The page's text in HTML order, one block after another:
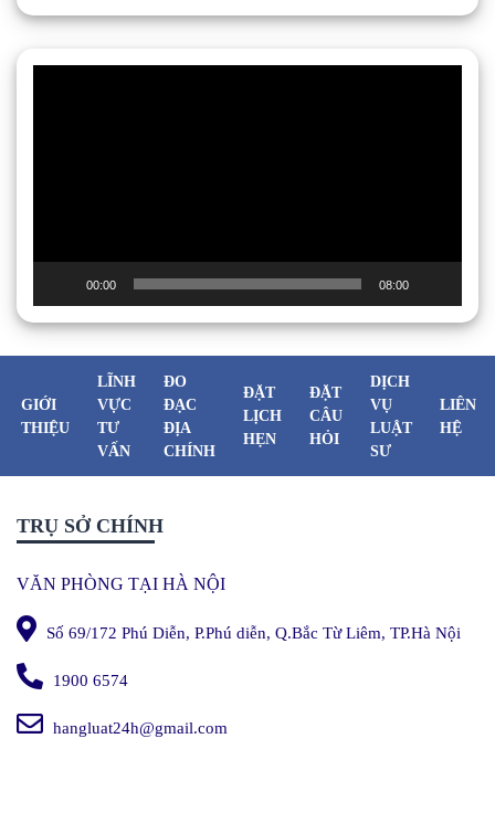
00:00 08:00
GIỚI
THIỆU
LĨNH
VỰC
TƯ
VẤN
ĐO
ĐẠC
ĐỊA
CHÍNH
ĐẶT
LỊCH
HẸN
ĐẶT
CÂU
HỎI
DỊCH
VỤ
LUẬT
SƯ
LIÊN
HỆ
TRỤ SỞ CHÍNH
VĂN PHÒNG TẠI HÀ NỘI
Số 69/172 Phú Diễn, P.Phú diễn, Q.Bắc Từ Liêm, TP.Hà Nội
1900 6574
hangluat24h@gmail.com